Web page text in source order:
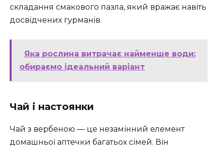
складання смакового пазла, який вражає навіть
досвідчених гурманів.
Яка рослина витрачає найменше води:
обираємо ідеальний варіант
Чай і настоянки
Чай з вербеною — це незамінний елемент
домашньої аптечки багатьох сімей. Він